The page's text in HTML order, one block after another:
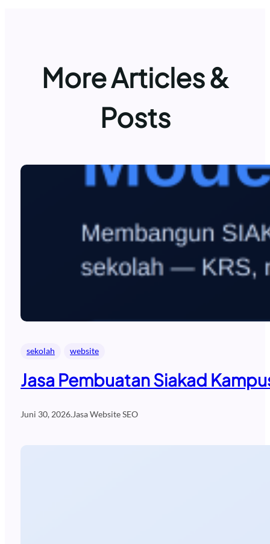
More Articles &
Posts
sekolah website
Jasa Pembuatan Siakad
Juni 30, 2026.Jasa Website SEO